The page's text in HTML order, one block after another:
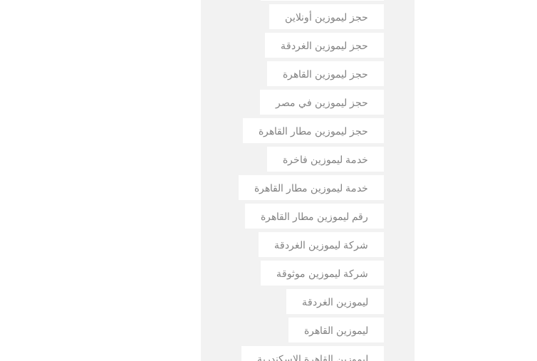
حجز ليموزين أونلاين
حجز ليموزين الغردقة
حجز ليموزين القاهرة
حجز ليموزين في مصر
حجز ليموزين مطار القاهرة
خدمة ليموزين فاخرة
خدمة ليموزين مطار القاهرة
رقم ليموزين مطار القاهرة
شركة ليموزين الغردقة
شركة ليموزين موثوقة
ليموزين الغردقة
ليموزين القاهرة
ليموزين القاهرة الإسكندرية